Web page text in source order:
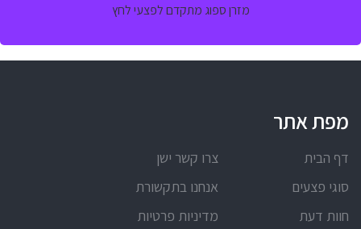
מזרן ספוג מתקדם לפצעי לחץ
מפת אתר
דף הבית
צרו קשר ישן
סוגי פצעים
אנחנו בתקשורת
חוות דעת
מדיניות פרטיות